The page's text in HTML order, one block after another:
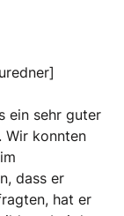
ein sehr guter
Wir konnten
dass er
hat er